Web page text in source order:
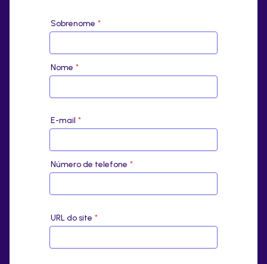
Sobrenome *
Nome *
E-mail *
Número de telefone *
URL do site *